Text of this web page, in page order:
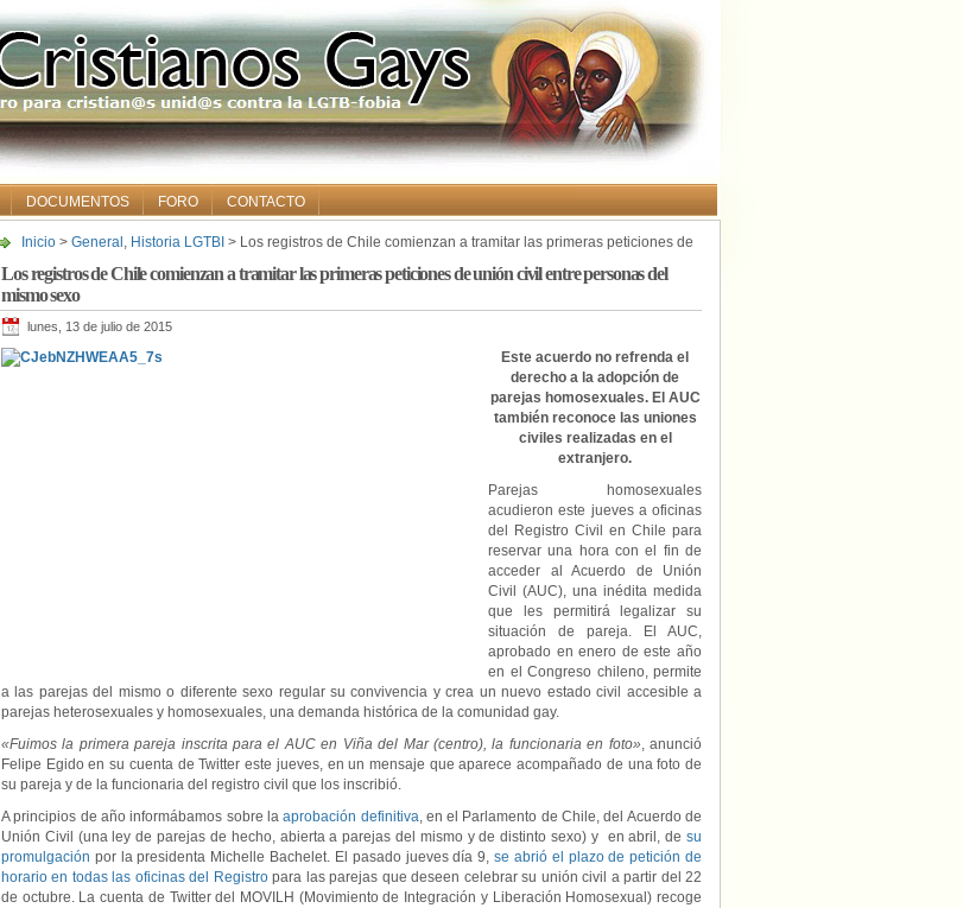
DOCUMENTOS FORO CONTACTO
Inicio > General , Historia LGTBI > Los registros de Chile comienzan a tramitar las primeras peticiones de
Los registros de Chile comienzan a tramitar las primeras peticiones de unión civil entre personas del
mismo sexo
lunes, 13 de julio de 2015
Este acuerdo no refrenda el
derecho a la adopción de
parejas homosexuales. El AUC
también reconoce las uniones
civiles realizadas en el
extranjero.
Parejas homosexuales
acudieron este jueves a oficinas
del Registro Civil en Chile para
reservar una hora con el fin de
acceder al Acuerdo de Unión
Civil (AUC), una inédita medida
que les permitirá legalizar su
situación de pareja. El AUC,
aprobado en enero de este año
en el Congreso chileno, permite
a las parejas del mismo o diferente sexo regular su convivencia y crea un nuevo estado civil accesible a
parejas heterosexuales y homosexuales, una demanda histórica de la comunidad gay.
«Fuimos la primera pareja inscrita para el AUC en Viña del Mar (centro), la funcionaria en foto», anunció
Felipe Egido en su cuenta de Twitter este jueves, en un mensaje que aparece acompañado de una foto de
su pareja y de la funcionaria del registro civil que los inscribió.
A principios de año informábamos sobre laaprobación definitiva, en el Parlamento de Chile, del Acuerdo de
Unión Civil (una ley de parejas de hecho, abierta a parejas del mismo y de distinto sexo) y en abril, de su
promulgación por la presidenta Michelle Bachelet. El pasado jueves día 9,se abrió el plazo de petición de
horario en todas las oficinas del Registropara las parejas que deseen celebrar su unión civil a partir del 22
de octubre. La cuenta de Twitter del MOVILH (Movimiento de Integración y Liberación Homosexual) recoge